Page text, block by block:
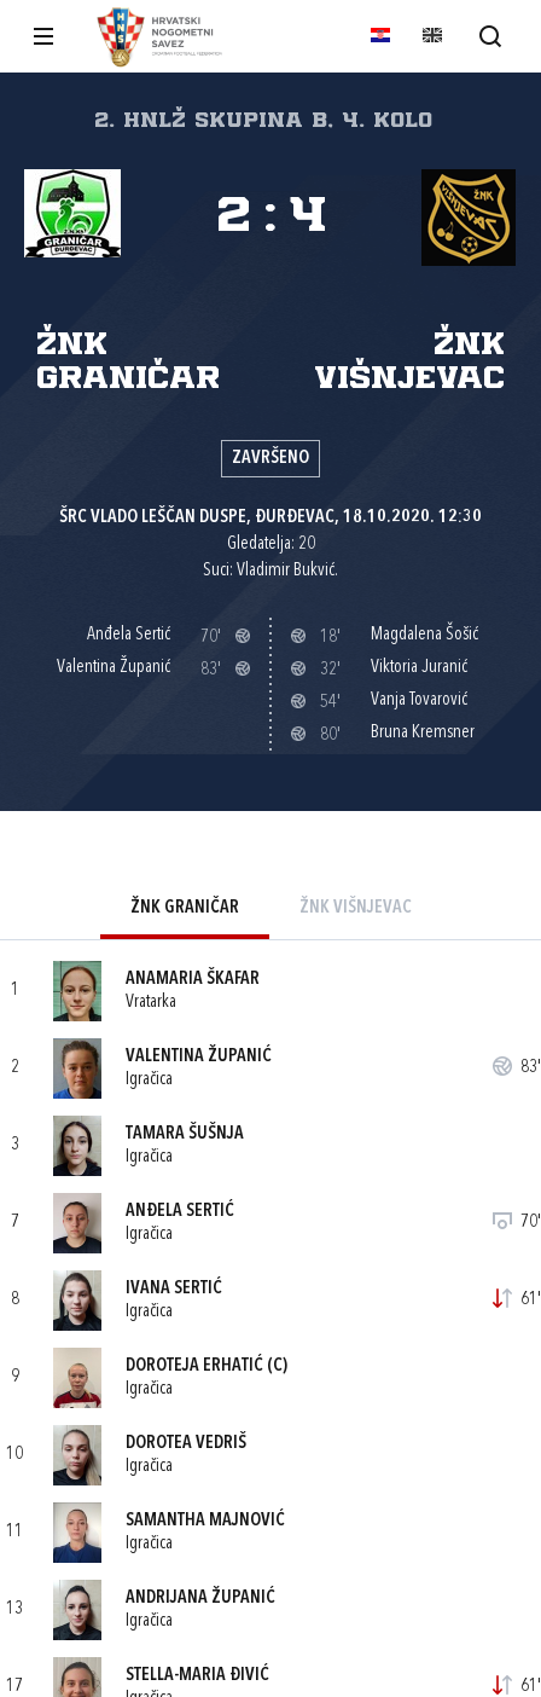
2. HNLŽ Skupina B, 4. kolo
ŽNK
Graničar
ŽNK
Višnjevac
2 : 4
ZAVRŠENO
ŠRC VLADO LEŠČAN DUSPE, ĐURĐEVAC, 18.10.2020. 12:30
Gledatelja: 20
Suci: Vladimir Bukvić.
Anđela Sertić
70'
Valentina Županić
83'
18'
Magdalena Šošić
32'
Viktoria Juranić
54'
Vanja Tovarović
80'
Bruna Kremsner
ŽNK GRANIČAR ŽNK VIŠNJEVAC
1
ANAMARIA ŠKAFAR
Vratarka
2
VALENTINA ŽUPANIĆ
Igračica
83'
3
TAMARA ŠUŠNJA
Igračica
7
ANĐELA SERTIĆ
Igračica
70'
8
IVANA SERTIĆ
Igračica
61'
9
DOROTEJA ERHATIĆ (C)
Igračica
10
DOROTEA VEDRIŠ
Igračica
11
SAMANTHA MAJNOVIĆ
Igračica
13
ANDRIJANA ŽUPANIĆ
Igračica
17
STELLA-MARIA ĐIVIĆ
61'